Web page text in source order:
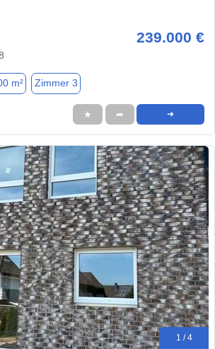
239.000 €
m² Zimmer 3
★ ➦ ➜
1 / 4